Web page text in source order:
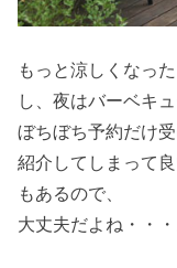
もっと涼しくなっ
し、夜はバーベキ
ぼちぼち予約だけ
紹介してしまって
もあるので、
大丈夫だよね・・・